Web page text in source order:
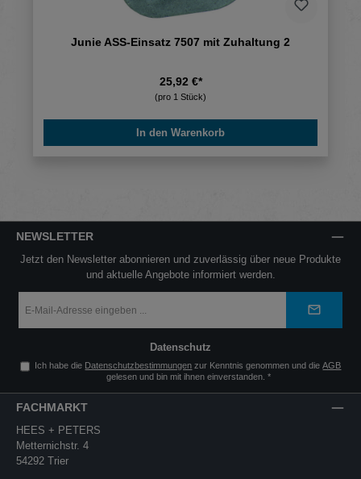
Junie ASS-Einsatz 7507 mit Zuhaltung 2
25,92 €*
(pro 1 Stück)
In den Warenkorb
NEWSLETTER
Jetzt den Newsletter abonnieren und zuverlässig über neue Produkte
und aktuelle Angebote informiert werden.
Mail-
*
Datenschutz
Ich habe die Datenschutzbestimmungen zur Kenntnis genommen und dieAGB
gelesen und bin mit ihnen einverstanden. *
FACHMARKT
HEES + PETERS
Metternichstr. 4
54292 Trier